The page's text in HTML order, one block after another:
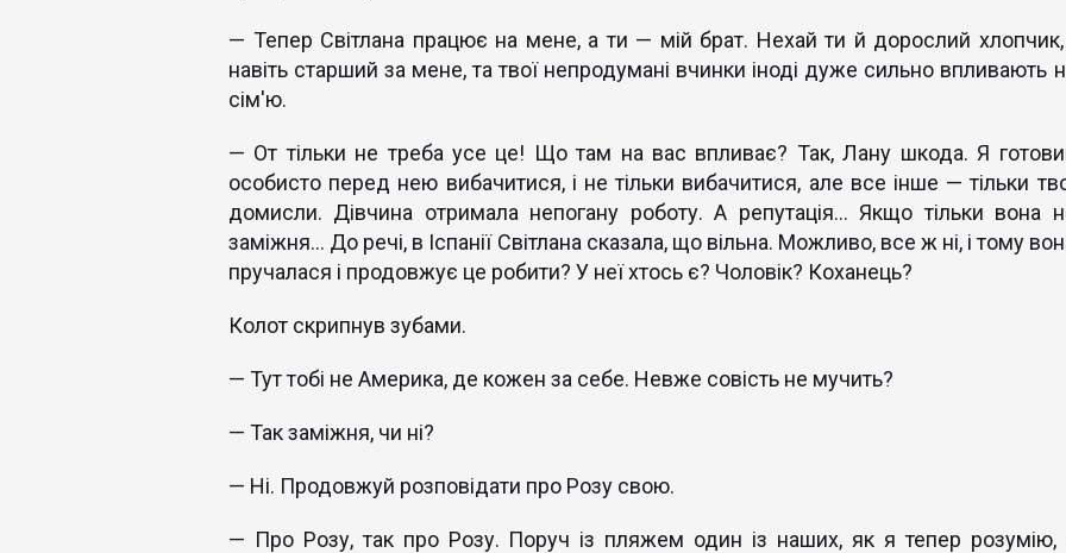
— Тепер Світлана працює на мене, а ти — мій брат. Нехай ти й дорослий хлопчик,
навіть старший за мене, та твої непродумані вчинки іноді дуже сильно впливають
сім'ю.
— От тільки не треба усе це! Що там на вас впливає? Так, Лану шкода. Я
особисто перед нею вибачитися, і не тільки вибачитися, але все інше — тільки
домисли. Дівчина отримала непогану роботу. А репутація... Якщо тільки вона
заміжня... До речі, в Іспанії Світлана сказала, що вільна. Можливо, все ж ні, і тому
пручалася і продовжує це робити? У неї хтось є? Чоловік? Коханець?
Колот скрипнув зубами.
— Тут тобі не Америка, де кожен за себе. Невже совість не мучить?
— Так заміжня, чи ні?
— Ні. Продовжуй розповідати про Розу свою.
— Про Розу, так про Розу. Поруч із пляжем один із наших, як я тепер розумію,